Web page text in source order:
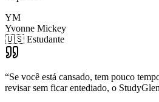
YM
Yvonne Mickey
🇺🇸 Estudante
“Se você está cansado, tem pouco
revisar sem ficar entediado, o